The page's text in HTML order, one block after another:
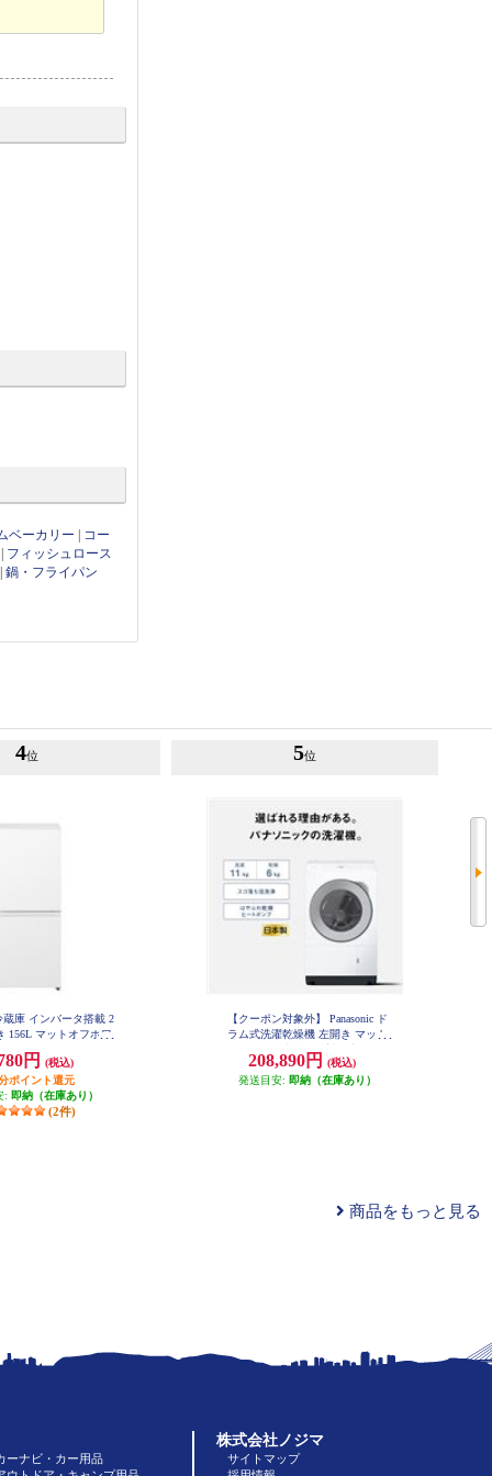
ベーカリー
コー
フィッシュロース
|鍋・フライパン
4位
蔵庫 インバータ搭載 2
156L マットオフホワ
円
(税込)
ポイント還元
: 即納（在庫あり）
(2件)
5位
【クーポン対象外】 Panasonic ド
ラム式洗濯乾燥機 左開き マット
LX113EL-W
208,890円
(税込)
発送目安: 即納（在庫あり）
商品をもっと見る
ーナビ・カー用品
株式会社ノジマ
サイトマップ